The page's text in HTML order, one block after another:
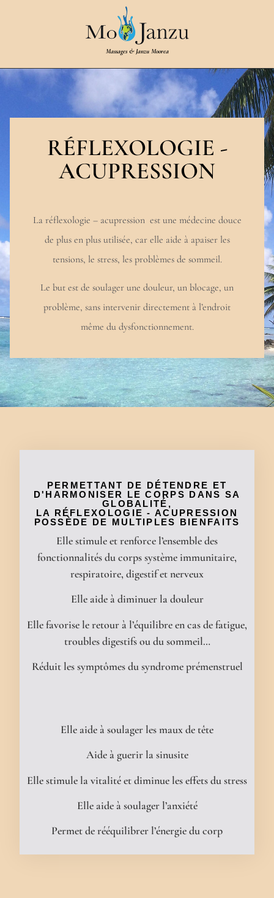
Massages & Janzu Moorea
RÉFLEXOLOGIE -
ACUPRESSION
La réflexologie – acupression est une médecine douce
de plus en plus utilisée, car elle aide à apaiser les
tensions, le stress, les problèmes de sommeil.
Le but est de soulager une douleur, un blocage, un
problème, sans intervenir directement à l’endroit
même du dysfonctionnement.
PERMETTANT DE DÉTENDRE ET
D'HARMONISER LE CORPS DANS SA
GLOBALITÉ,
LA RÉFLEXOLOGIE - ACUPRESSION
POSSÈDE DE MULTIPLES BIENFAITS
Elle stimule et renforce l’ensemble des
fonctionnalités du corps système immunitaire,
respiratoire, digestif et nerveux
Elle aide à diminuer la douleur
Elle favorise le retour à l’équilibre en cas de fatigue,
troubles digestifs ou du sommeil…
Réduit les symptômes du syndrome prémenstruel
Elle aide à soulager les maux de tête
Aide à guerir la sinusite
Elle stimule la vitalité et diminue les effets du stress
Elle aide à soulager l’anxiété
Permet de rééquilibrer l’énergie du corp